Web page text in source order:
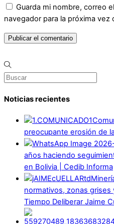
Guarda mi nombre, correo
navegador para la próxima vez
Noticias recientes
preocupante erosión de
años haciendo
en Bolivia | Cedib Informa
normativos, zonas
Tiempo Deliberar Jaime